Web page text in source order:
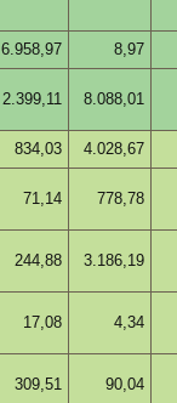
6.958,97 8,97
2.399,11 8.088,01
834,03 4.028,67
71,14 778,78
244,88 3.186,19
17,08 4,34
309,51 90,04